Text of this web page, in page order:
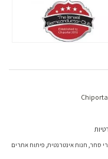
סחר, חנות אינטרנטית, פיתוח אתרים